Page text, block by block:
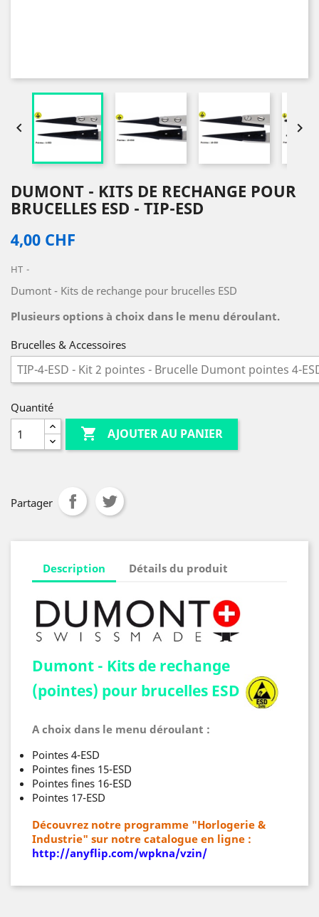
 
DUMONT - KITS DE RECHANGE POUR
BRUCELLES ESD - TIP-ESD
4,00 CHF
HT
Dumont - Kits de rechange pour brucelles ESD
Plusieurs options à choix dans le menu déroulant.
Brucelles & Accessoires
Quantité
 AJOUTER AU PANIER
Partager
Description Détails du produit
Dumont - Kits de rechange
(pointes) pour brucelles ESD
A choix dans le menu déroulant :
Pointes 4-ESD
Pointes fines 15-ESD
Pointes fines 16-ESD
Pointes 17-ESD
Découvrez notre programme "Horlogerie &
Industrie" sur notre catalogue en ligne :
http://anyflip.com/wpkna/vzin/